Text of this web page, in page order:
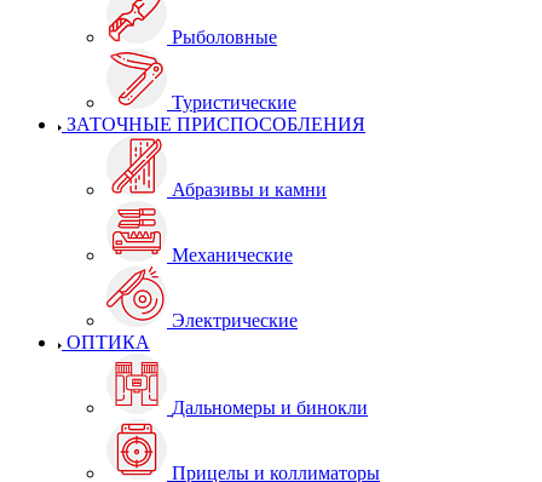
Рыболовные
Туристические
ЗАТОЧНЫЕ ПРИСПОСОБЛЕНИЯ
Абразивы и камни
Механические
Электрические
ОПТИКА
Дальномеры и бинокли
Прицелы и коллиматоры